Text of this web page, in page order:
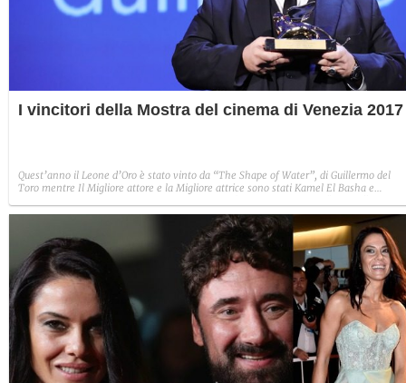
I vincitori della Mostra del cinema di Venezia 2017
Quest’anno il Leone d’Oro è stato vinto da “The Shape of Water”, di Guillermo del
Toro mentre Il Migliore attore e la Migliore attrice sono stati Kamel El Basha e
Samuel Moaz mentre il Miglior regista è il francese Xavier Legrand.